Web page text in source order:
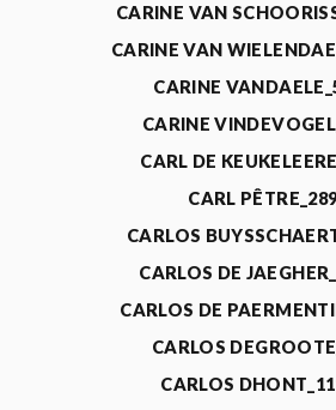
CARINE VAN
CARINE VAN
CARINE
CARINE
CARL DE
CARL
CARLOS
CARLOS DE
CARLOS DE
CARLOS
CARLOS